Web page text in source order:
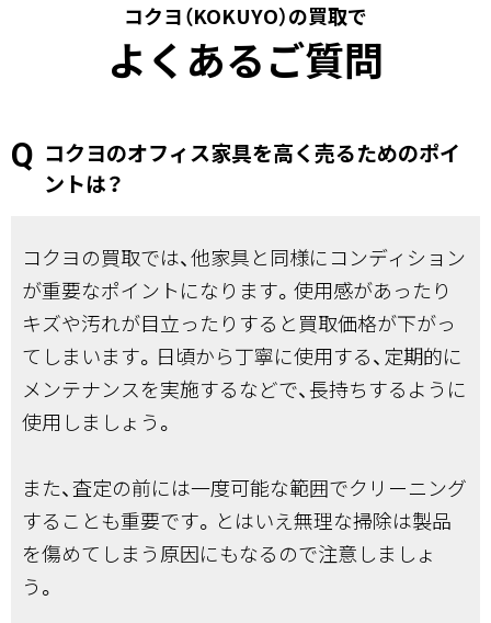
コクヨ（KOKUYO）の買取で
よくあるご質問
コクヨのオフィス家具を高く売るためのポイ
ントは？
コクヨの買取では、他家具と同様にコンディション
が重要なポイントになります。使用感があったり
キズや汚れが目立ったりすると買取価格が下がっ
てしまいます。日頃から丁寧に使用する、定期的に
メンテナンスを実施するなどで、長持ちするように
使用しましょう。
また、査定の前には一度可能な範囲でクリーニング
することも重要です。とはいえ無理な掃除は製品
を傷めてしまう原因にもなるので注意しましょ
う。